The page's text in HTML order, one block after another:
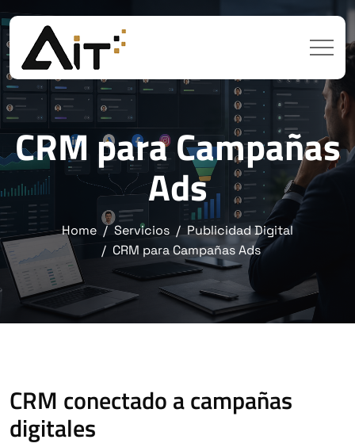
CRM para Campañas
Ads
Home Servicios
Publicidad Digital
CRM para Campañas Ads
CRM conectado a campañas
digitales